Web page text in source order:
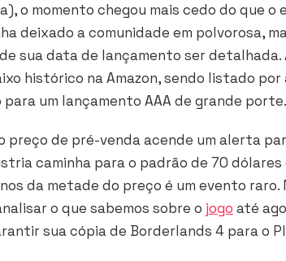
o momento chegou mais cedo do que o
deixado a comunidade em polvorosa,
sua data de lançamento ser detalhada.
histórico na Amazon, sendo listado
um lançamento AAA de grande porte.
preço de pré-venda acende um alerta
caminha para o padrão de 70
da metade do preço é um evento
o que sabemos sobre o jogo até
sua cópia de Borderlands 4 para o